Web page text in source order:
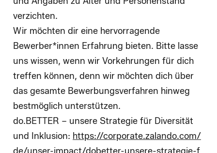
verzichten.
Wir möchten dir eine hervorragende
Bewerber*innen Erfahrung bieten. Bitte lasse
uns wissen, wenn wir Vorkehrungen für dich
treffen können, denn wir möchten dich über
das gesamte Bewerbungsverfahren hinweg
bestmöglich unterstützen.
do.BETTER – unsere Strategie für Diversität
und Inklusion: https://corporate.zalando.com/